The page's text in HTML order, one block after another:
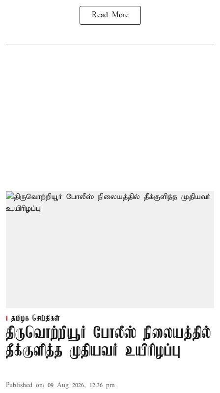
Read More
தமிழக செய்திகள்
திருவொற்றியூர் போலீஸ் நிலையத்தில்
தீக்குளித்த முதியவர் உயிரிழப்பு
Published on: 09 Aug 2026, 12:36 pm